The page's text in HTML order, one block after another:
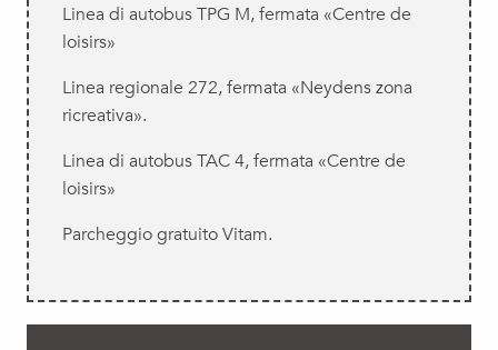
Linea di autobus TPG M, fermata «Centre de
loisirs»
Linea regionale 272, fermata «Neydens zona
ricreativa».
Linea di autobus TAC 4, fermata «Centre de
loisirs»
Parcheggio gratuito Vitam.